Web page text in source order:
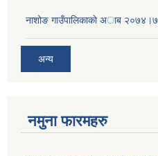
नाशोङ गाउँपालिकाकाे अा‍ब‍
अन्य
नमुना फारमहरु